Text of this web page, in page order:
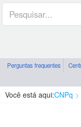
Perguntas frequentes
Você está aqui:CNPq